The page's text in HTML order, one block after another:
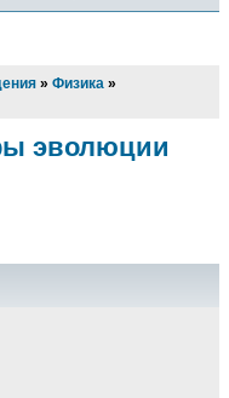
» Физика »
эволюции